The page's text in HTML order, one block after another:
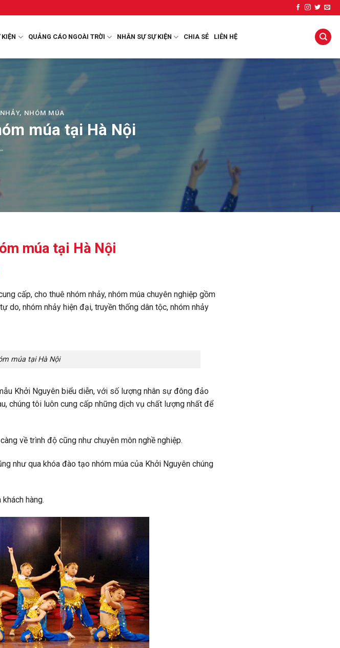
QUẢNG CÁO NGOÀI TRỜI NHÂN SỰ SỰ KIỆN CHIA SẺ LIÊN HỆ
NHÓM MÚA
múa tại Hà Nội
múa tại Hà Nội
cấp, cho thuê nhóm nhảy, nhóm múa chuyên nghiệp gồm
do, nhóm nhảy hiện đại, truyền thống dân tộc, nhóm nhảy
múa tại Hà Nội
Khởi Nguyên biểu diễn, với số lượng nhân sự đông đảo
chúng tôi luôn cung cấp những dịch vụ chất lượng nhất để
về trình độ cũng như chuyên môn nghề nghiệp.
như qua khóa đào tạo nhóm múa của Khởi Nguyên chúng
hàng.